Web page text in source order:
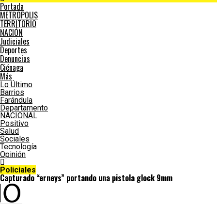
Portada
METRÓPOLIS
TERRITORIO
NACIÓN
Judiciales
Deportes
Denuncias
Ciénaga
Más
Lo Último
Barrios
Farándula
Departamento
NACIONAL
Positivo
Salud
Sociales
Tecnología
Opinión
Policiales
Capturado “erneys” portando una pistola glock 9mm